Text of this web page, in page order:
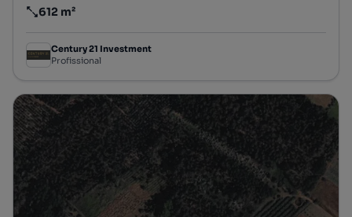
Preço por metro quadrado
612 m²
Century 21 Investment
Profissional